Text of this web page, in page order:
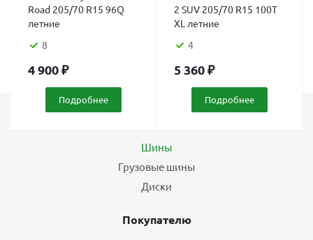
Road 205/70 R15 96Q
летние
8
4 900₽
Подробнее
2 SUV 205/70 R15 100T
XL летние
4
5 360₽
Подробнее
Шины
Грузовые шины
Диски
Покупателю